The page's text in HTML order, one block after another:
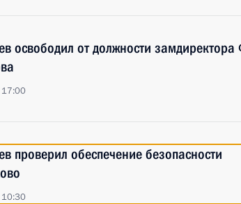
освободил от должности
17:00
проверил обеспечение безопасности
10:30